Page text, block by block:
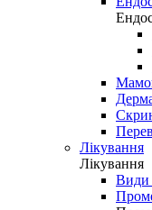
Лікування
Лікування
Види